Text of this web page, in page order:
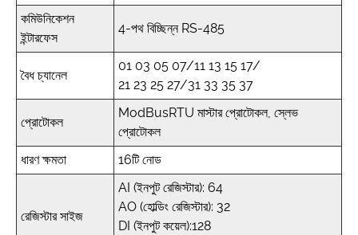
কমিউনিকেশন
ইন্টারফেস
4-পথ বিচ্ছিন্ন RS-485
বৈধ চ্যানেল
01 03 05 07/11 13 15 17/
21 23 25 27/31 33 35 37
প্রোটোকল
ModBusRTU মাস্টার প্রোটোকল, স্লেভ
প্রোটোকল
ধারণ ক্ষমতা
16টি নোড
রেজিস্টার সাইজ
AI (ইনপুট রেজিস্টার): 64
AO (হোল্ডিং রেজিস্টার): 32
DI (ইনপুট কয়েল):128